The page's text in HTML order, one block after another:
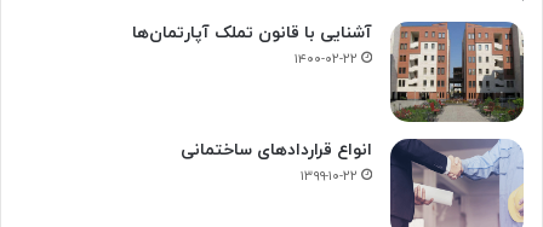
آشنایی با قانون تملک آپارتمان‌ها
۱۴۰۰-۰۲-۲۲
انواع قراردادهای ساختمانی
۱۳۹۹-۱۰-۲۲